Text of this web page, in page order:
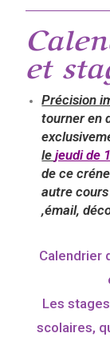
et
Précision
tourner en
lejeudi de
de ce
autre
,émail,
Calendrier
Les
scolaires,